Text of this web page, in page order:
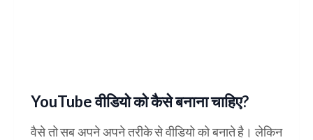
YouTube वीडियो को कैसे बनाना चाहिए?
वैसे तो सब अपने अपने तरीके से वीडियो को बनाते है। लेकिन